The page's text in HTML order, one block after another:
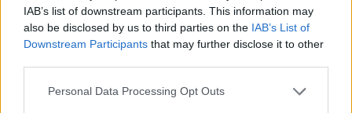
IAB’s list of downstream participants. This information may
also be disclosed by us to third parties on the IAB’s List of
Downstream Participants that may further disclose it to other
Personal Data Processing Opt Outs
Volkswagen split bus t1 1962 2559 svar
Senaste inlägget avDr_snuggels för 19 timmar sedan iProjekt
Golf Mk2 16v Turbo